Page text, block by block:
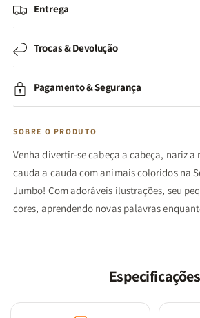
Entrega
Trocas & Devolução
Pagamento & Segurança
SOBRE O PRODUTO
Venha divertir-se cabeça a cabeça, nariz a
cauda a cauda com animais coloridos na
Jumbo! Com adoráveis ilustrações, seu
cores, aprendendo novas palavras
Especificações